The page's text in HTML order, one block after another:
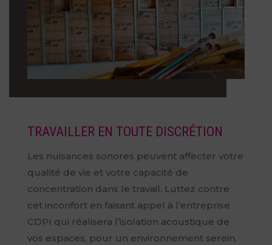
TRAVAILLER EN TOUTE DISCRÉTION
Les nuisances sonores peuvent affecter votre
qualité de vie et votre capacité de
concentration dans le travail. Luttez contre
cet inconfort en faisant appel à l’entreprise
CDPI qui réalisera l’isolation acoustique de
vos espaces, pour un environnement serein.